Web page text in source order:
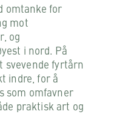
omtanke for
mot
og
i nord. På
svevende fyrtårn
indre, for å
som omfavner
praktisk art og